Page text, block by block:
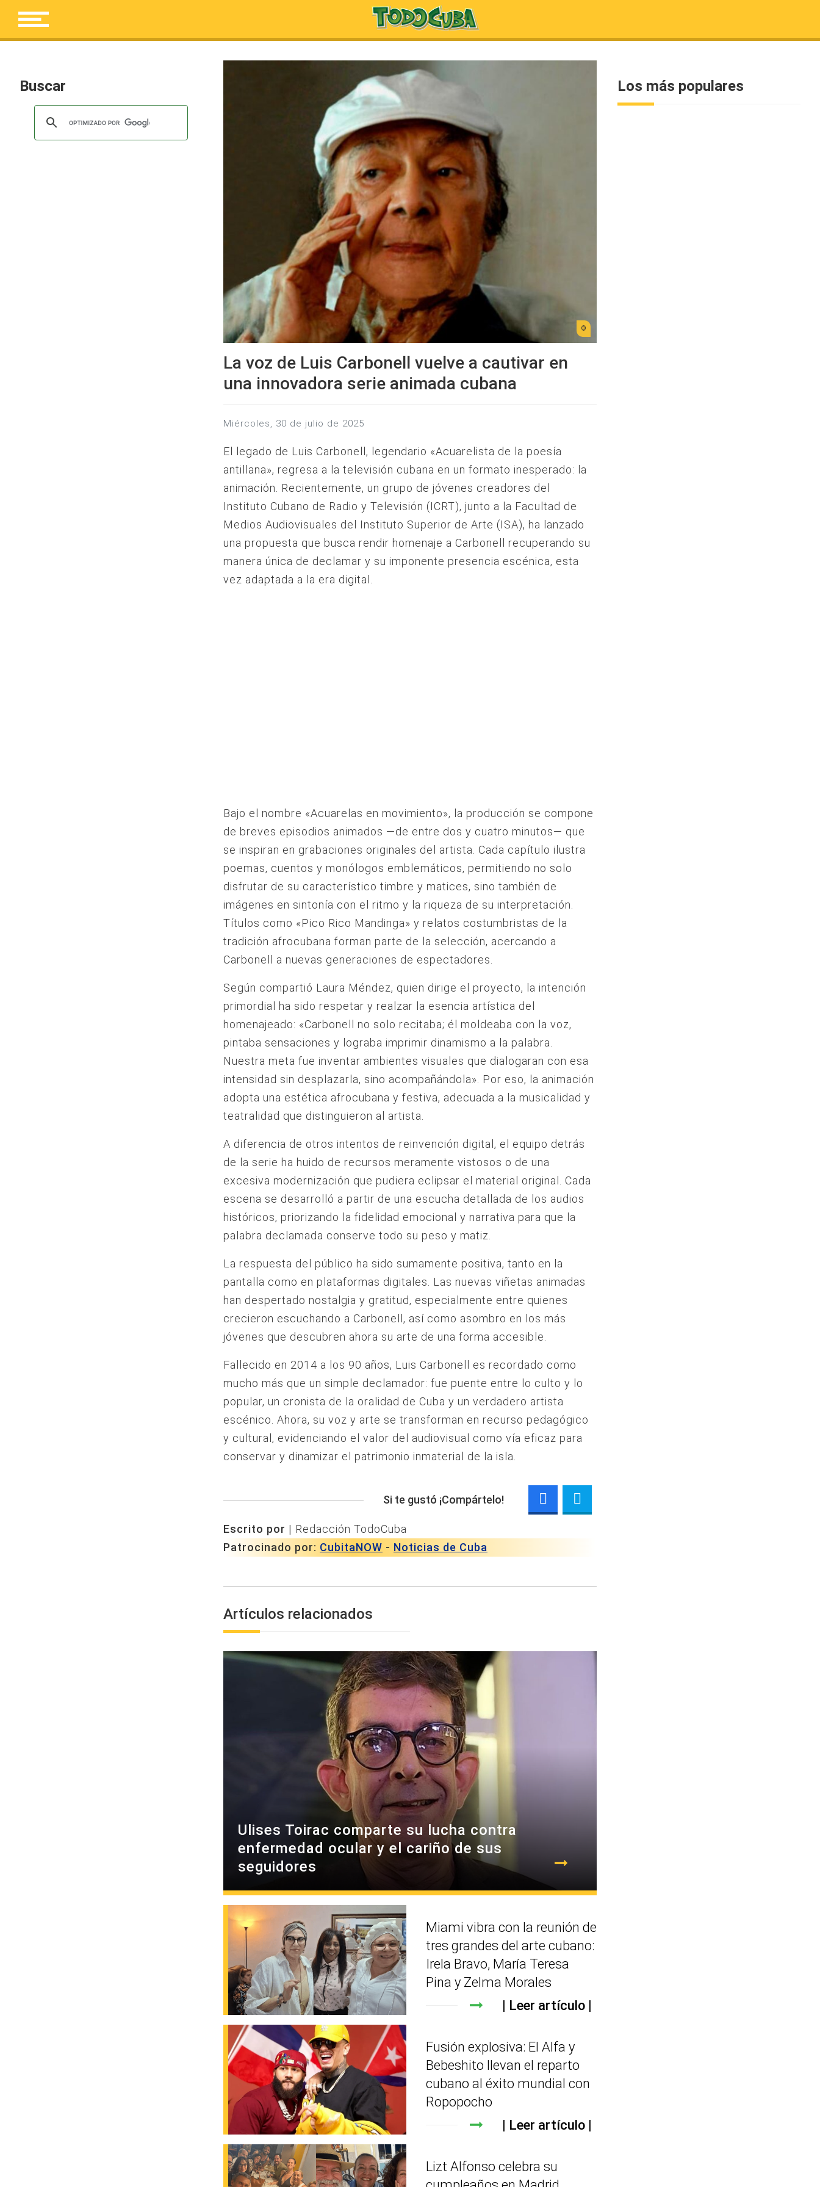
Buscar
La voz de Luis Carbonell vuelve a cautivar en
una innovadora serie animada cubana
miércoles, 30 de julio de 2025
El legado de Luis Carbonell, legendario «Acuarelista de la poesía
antillana», regresa a la televisión cubana en un formato inesperado: la
animación. Recientemente, un grupo de jóvenes creadores del
Instituto Cubano de Radio y Televisión (ICRT), junto a la Facultad de
Medios Audiovisuales del Instituto Superior de Arte (ISA), ha lanzado
una propuesta que busca rendir homenaje a Carbonell recuperando su
manera única de declamar y su imponente presencia escénica, esta
vez adaptada a la era digital.
Bajo el nombre «Acuarelas en movimiento», la producción se compone
de breves episodios animados —de entre dos y cuatro minutos— que
se inspiran en grabaciones originales del artista. Cada capítulo ilustra
poemas, cuentos y monólogos emblemáticos, permitiendo no solo
disfrutar de su característico timbre y matices, sino también de
imágenes en sintonía con el ritmo y la riqueza de su interpretación.
Títulos como «Pico Rico Mandinga» y relatos costumbristas de la
tradición afrocubana forman parte de la selección, acercando a
Carbonell a nuevas generaciones de espectadores.
Según compartió Laura Méndez, quien dirige el proyecto, la intención
primordial ha sido respetar y realzar la esencia artística del
homenajeado: «Carbonell no solo recitaba; él moldeaba con la voz,
pintaba sensaciones y lograba imprimir dinamismo a la palabra.
Nuestra meta fue inventar ambientes visuales que dialogaran con esa
intensidad sin desplazarla, sino acompañándola». Por eso, la animación
adopta una estética afrocubana y festiva, adecuada a la musicalidad y
teatralidad que distinguieron al artista.
A diferencia de otros intentos de reinvención digital, el equipo detrás
de la serie ha huido de recursos meramente vistosos o de una
excesiva modernización que pudiera eclipsar el material original. Cada
escena se desarrolló a partir de una escucha detallada de los audios
históricos, priorizando la fidelidad emocional y narrativa para que la
palabra declamada conserve todo su peso y matiz.
La respuesta del público ha sido sumamente positiva, tanto en la
pantalla como en plataformas digitales. Las nuevas viñetas animadas
han despertado nostalgia y gratitud, especialmente entre quienes
crecieron escuchando a Carbonell, así como asombro en los más
jóvenes que descubren ahora su arte de una forma accesible.
Fallecido en 2014 a los 90 años, Luis Carbonell es recordado como
mucho más que un simple declamador: fue puente entre lo culto y lo
popular, un cronista de la oralidad de Cuba y un verdadero artista
escénico. Ahora, su voz y arte se transforman en recurso pedagógico
y cultural, evidenciando el valor del audiovisual como vía eficaz para
conservar y dinamizar el patrimonio inmaterial de la isla.
Si te gustó ¡Compártelo!
Escrito por | Redacción TodoCuba
Patrocinado por: CubitaNOW - Noticias de Cuba
Artículos relacionados
Ulises Toirac comparte su lucha contra
enfermedad ocular y el cariño de sus
seguidores
Miami vibra con la reunión de
tres grandes del arte cubano:
Irela Bravo, María Teresa
Pina y Zelma Morales
Leer artículo
Fusión explosiva: El Alfa y
Bebeshito llevan el reparto
cubano al éxito mundial con
Ropopocho
Leer artículo
Lizt Alfonso celebra su
Los más populares